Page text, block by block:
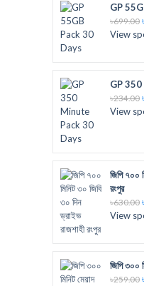
GP
৳699.00
View
GP
৳234.00
View
জিপি ৭০০
রংপুর
৳630.00
View
জিপি ৩০০
৳259.00